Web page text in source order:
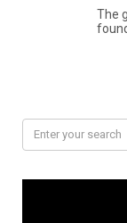
The